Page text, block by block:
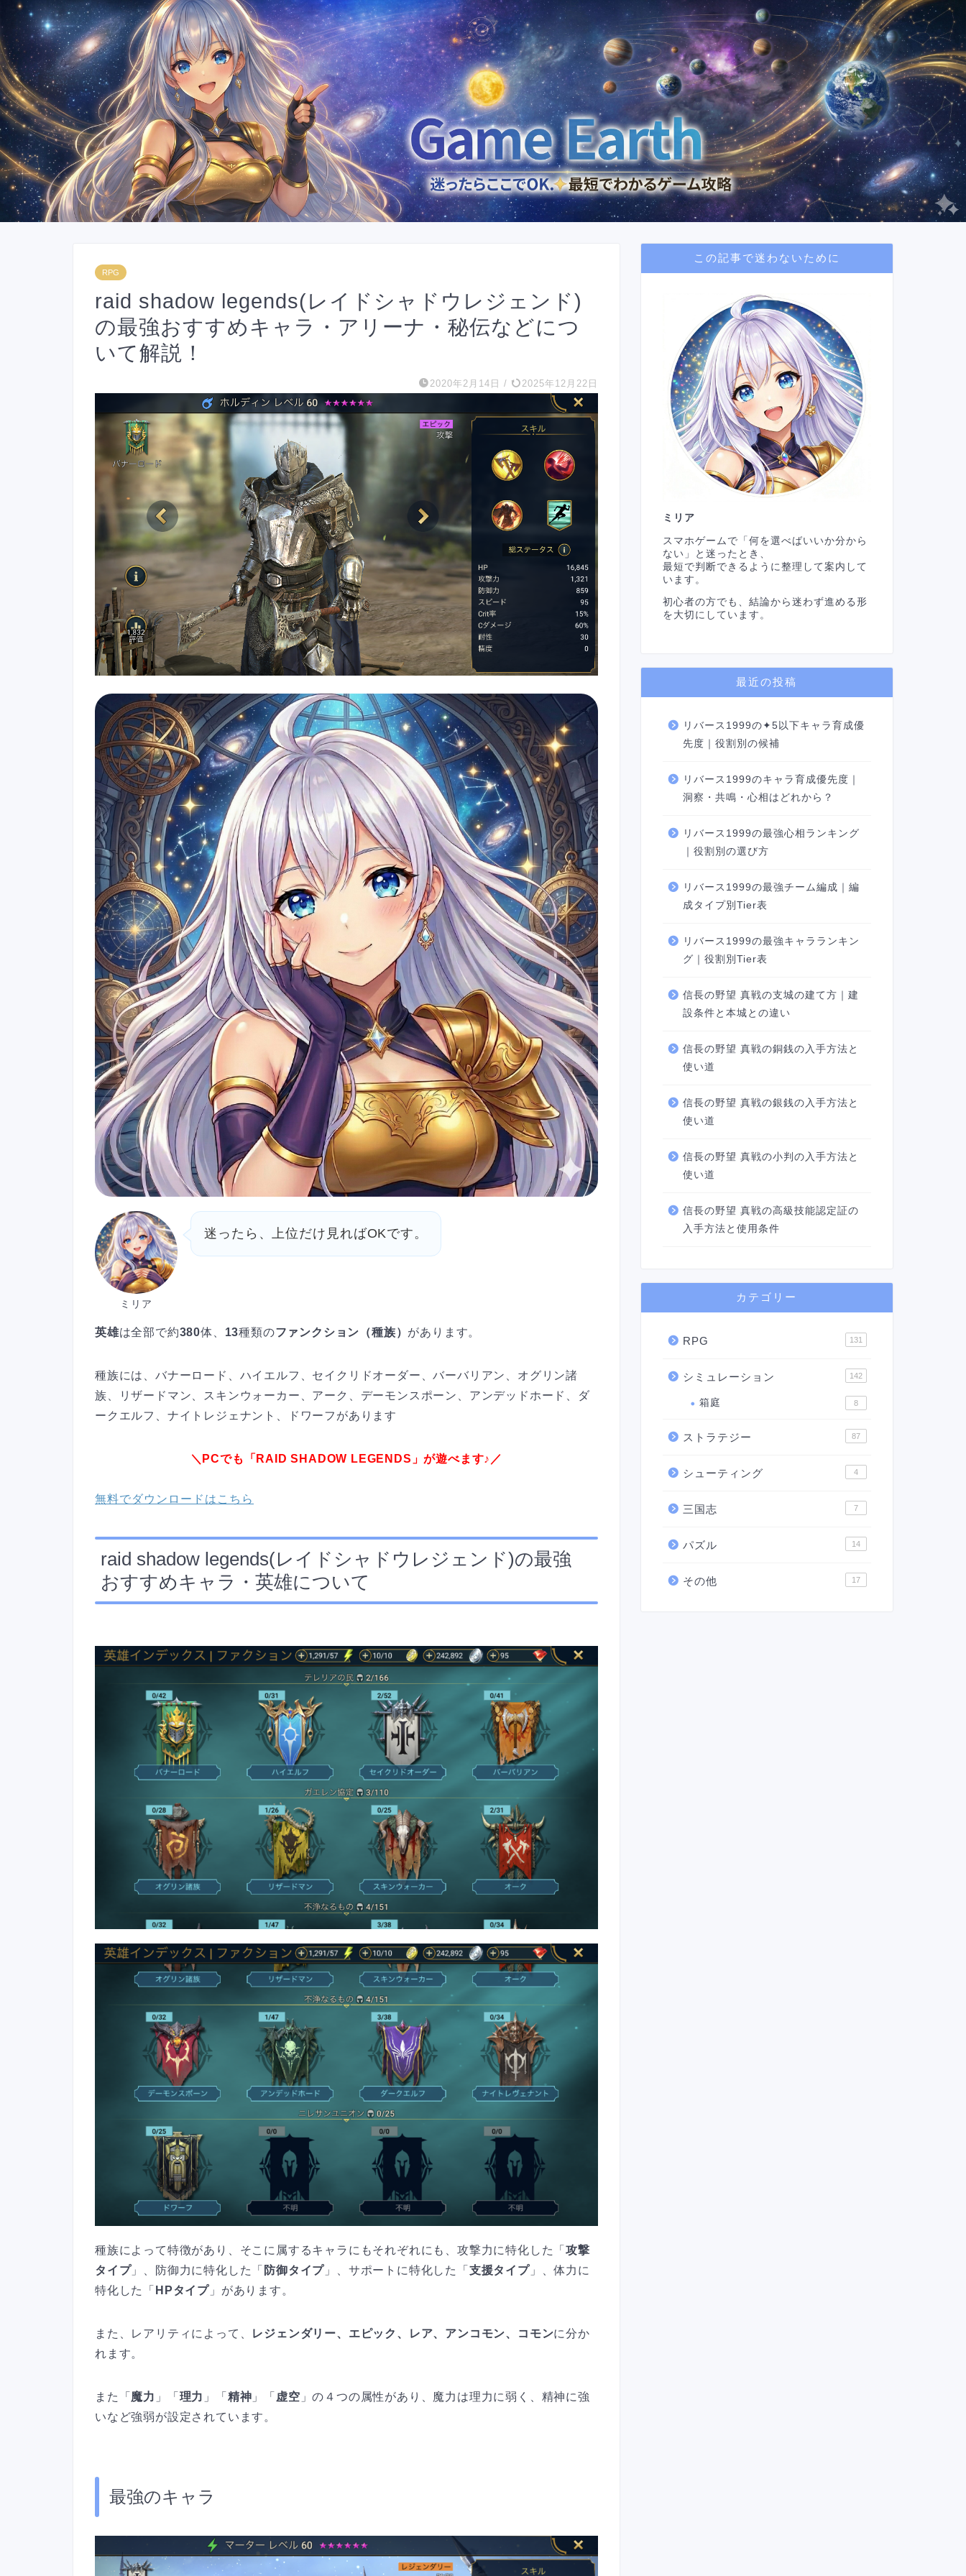
RPG
raid shadow legends(レイドシャドウレジェンド)
の最強おすすめキャラ・アリーナ・秘伝などにつ
いて解説！
2020年2月14日 / 2025年12月22日
ミリア
迷ったら、上位だけ見ればOKです。
英雄は全部で約380体、 13種類のファンクション（種族） があります。
種族には、バナーロード、ハイエルフ、セイクリドオーダー、バーバリアン、オグリン諸
族、リザードマン、スキンウォーカー、アーク、デーモンスポーン、アンデッドホード、ダ
ークエルフ、ナイトレジェナント、ドワーフがあります
＼PCでも「RAID SHADOW LEGENDS」が遊べます♪／
無料でダウンロードはこちら
raid shadow legends(レイドシャドウレジェンド)の最強
おすすめキャラ・英雄について
種族によって特徴があり、そこに属するキャラにもそれぞれにも、攻撃力に特化した「攻撃
タイプ」、防御力に特化した「 防御タイプ 」、サポートに特化した「 支援タイプ」、体力に
特化した「 HPタイプ 」があります。
また、レアリティによって、 レジェンダリー、エピック、レア、アンコモン、コモンに分か
れます。
また「 魔力 」「 理力 」「 精神 」「 虚空 」の４つの属性があり、魔力は理力に弱く、精神に強
いなど強弱が設定されています。
最強のキャラ
この記事で迷わないために
ミリア
スマホゲームで「何を選べばいいか分から
ない」と迷ったとき、
最短で判断できるように整理して案内して
います。
初心者の方でも、結論から迷わず進める形
を大切にしています。
最近の投稿
リバース1999の✦5以下キャラ育成優
先度｜役割別の候補
リバース1999のキャラ育成優先度｜
洞察・共鳴・心相はどれから？
リバース1999の最強心相ランキング
｜役割別の選び方
リバース1999の最強チーム編成｜編
成タイプ別Tier表
リバース1999の最強キャラランキン
グ｜役割別Tier表
信長の野望 真戦の支城の建て方｜建
設条件と本城との違い
信長の野望 真戦の銅銭の入手方法と
使い道
信長の野望 真戦の銀銭の入手方法と
使い道
信長の野望 真戦の小判の入手方法と
使い道
信長の野望 真戦の高級技能認定証の
入手方法と使用条件
カテゴリー
RPG 131
シミュレーション 142
箱庭 8
ストラテジー 87
シューティング 4
三国志 7
パズル 14
その他 17